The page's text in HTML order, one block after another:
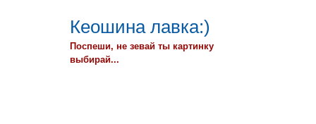
Кеошина лавка:)
Поспеши, не зевай ты картинку
выбирай...